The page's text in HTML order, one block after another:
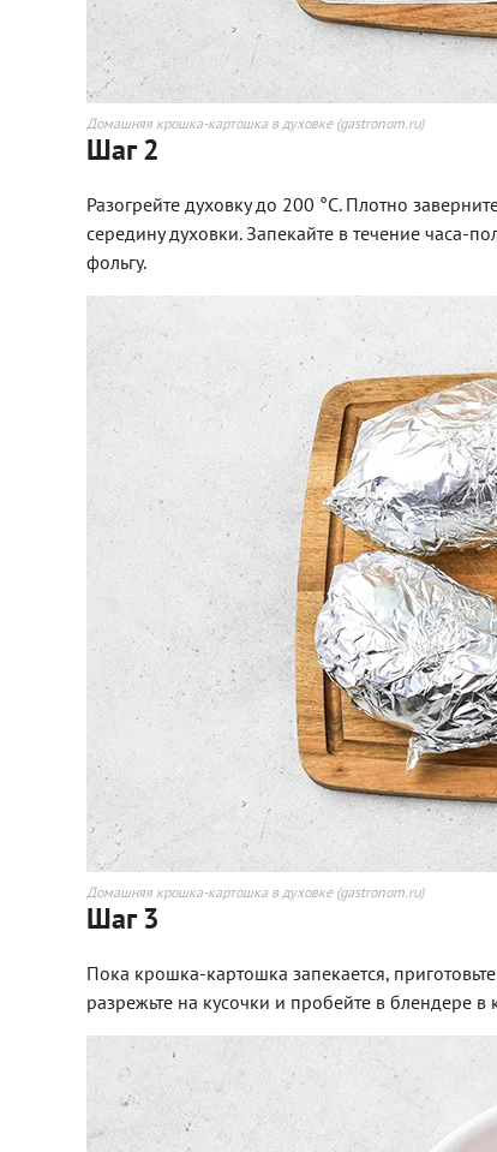
Домашняя крошка-картошка в духовке (gastronom.ru)
Шаг 2
Разогрейте духовку до 200 °С. Плотно
середину духовки. Запекайте в течение часа-
фольгу.
Домашняя крошка-картошка в духовке (gastronom.ru)
Шаг 3
Пока крошка-картошка запекается,
разрежьте на кусочки и пробейте в блендере